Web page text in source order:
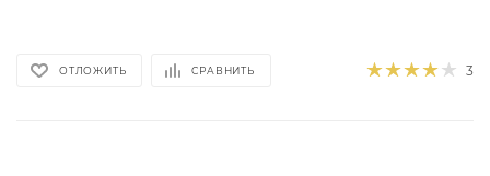
ОТЛОЖИТЬ СРАВНИТЬ 3